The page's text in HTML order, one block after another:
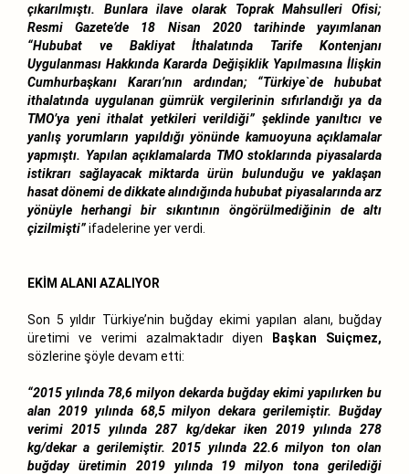
çıkarılmıştı. Bunlara ilave olarak Toprak Mahsulleri Ofisi;
Resmi Gazete’de 18 Nisan 2020 tarihinde yayımlanan
“Hububat ve Bakliyat İthalatında Tarife Kontenjanı
Uygulanması Hakkında Kararda Değişiklik Yapılmasına İlişkin
Cumhurbaşkanı Kararı’nın ardından; “Türkiye`de hububat
ithalatında uygulanan gümrük vergilerinin sıfırlandığı ya da
TMO’ya yeni ithalat yetkileri verildiği” şeklinde yanıltıcı ve
yanlış yorumların yapıldığı yönünde kamuoyuna açıklamalar
yapmıştı. Yapılan açıklamalarda TMO stoklarında piyasalarda
istikrarı sağlayacak miktarda ürün bulunduğu ve yaklaşan
hasat dönemi de dikkate alındığında hububat piyasalarında arz
yönüyle herhangi bir sıkıntının öngörülmediğinin de altı
çizilmişti”ifadelerine yer verdi.
EKİM ALANI AZALIYOR
Son 5 yıldır Türkiye’nin buğday ekimi yapılan alanı, buğday
üretimi ve verimi azalmaktadır diyen
Başkan Suiçmez,
sözlerine şöyle devam etti:
“2015 yılında 78,6 milyon dekarda buğday ekimi yapılırken bu
alan 2019 yılında 68,5 milyon dekara gerilemiştir. Buğday
verimi 2015 yılında 287 kg/dekar iken 2019 yılında 278
kg/dekar a gerilemiştir. 2015 yılında 22.6 milyon ton olan
buğday üretimin 2019 yılında 19 milyon tona gerilediği